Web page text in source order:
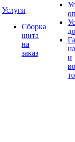
Услуги
Сборка
щита
на
заказ
и